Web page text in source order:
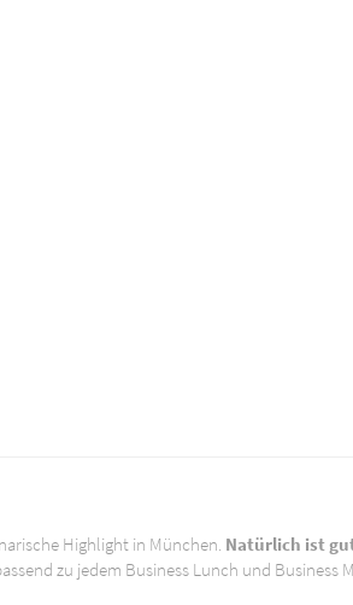
Highlight in München. Natürlich ist
zu jedem Business Lunch und Business